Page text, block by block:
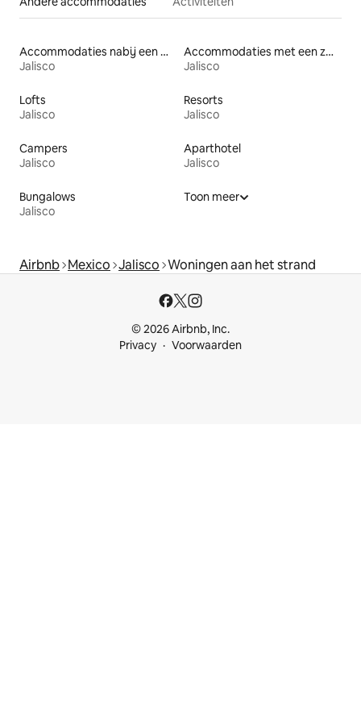
Accommodaties nabij een meer
Jalisco
Accommodaties met een zwembad
Jalisco
Lofts
Jalisco
Resorts
Jalisco
Campers
Jalisco
Aparthotel
Jalisco
Bungalows
Jalisco
Toon meer
Airbnb Mexico Jalisco Woningen aan het strand
© 2026 Airbnb, Inc.
Privacy
Voorwaarden